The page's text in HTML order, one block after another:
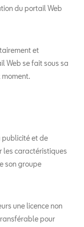
du portail Web
et
Web se fait sous sa
publicité et de
les caractéristiques
son groupe
une licence non
pour